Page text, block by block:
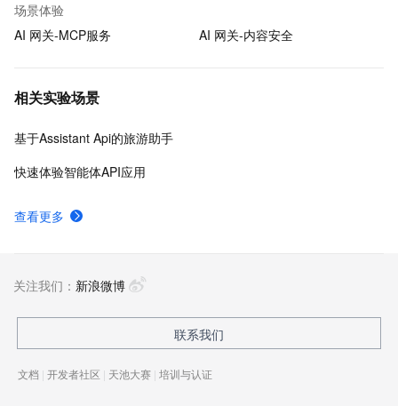
场景体验
AI 网关-MCP服务
AI 网关-内容安全
相关实验场景
基于Assistant Api的旅游助手
快速体验智能体API应用
查看更多
关注我们： 新浪微博
联系我们
文档 | 开发者社区 | 天池大赛 | 培训与认证